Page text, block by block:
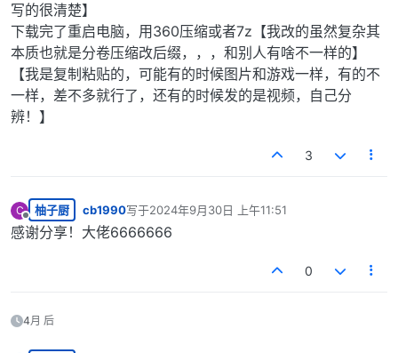
写的很清楚】
下载完了重启电脑，用360压缩或者7z【我改的虽然复杂其
本质也就是分卷压缩改后缀，，，和别人有啥不一样的】
【我是复制粘贴的，可能有的时候图片和游戏一样，有的不
一样，差不多就行了，还有的时候发的是视频，自己分
辨！】
3
C
离线
柚子厨 cb1990写于2024年9月30日 上午11:51
最后由 编辑
感谢分享！大佬6666666
0
4月 后